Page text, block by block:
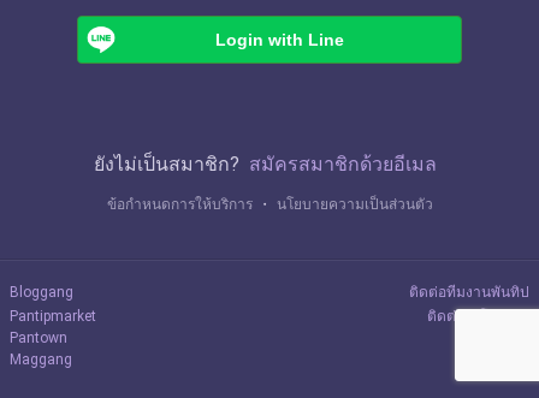
Login with Line
ยังไม่เป็นสมาชิก? สมัครสมาชิกด้วยอีเมล
ข้อกำหนดการให้บริการ ・ นโยบายความเป็นส่วนตัว
Bloggang
Pantipmarket
Pantown
Maggang
ติดต่อทีมงานพันทิป
ติดต่อลงโฆษณา